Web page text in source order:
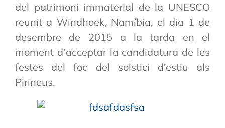
del patrimoni immaterial de la UNESCO
reunit a Windhoek, Namíbia, el dia 1 de
desembre de 2015 a la tarda en el
moment d’acceptar la candidatura de les
festes del foc del solstici d’estiu als
Pirineus.